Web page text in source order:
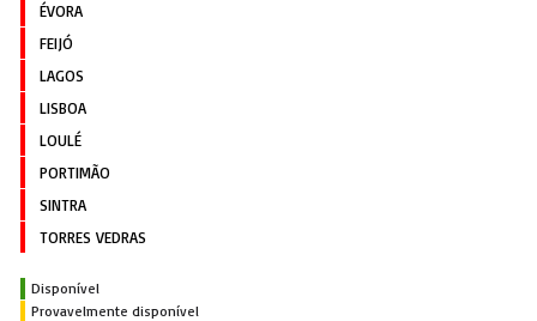
ÉVORA
FEIJÓ
LAGOS
LISBOA
LOULÉ
PORTIMÃO
SINTRA
TORRES VEDRAS
Disponível
Provavelmente disponível